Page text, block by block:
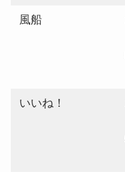
風船
いいね！